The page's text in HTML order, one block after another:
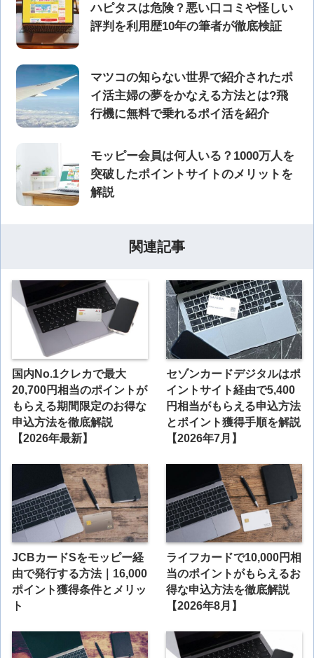
ハピタスは危険？悪い口コミや怪しい
評判を利用歴10年の筆者が徹底検証
マツコの知らない世界で紹介されたポ
イ活主婦の夢をかなえる方法とは?飛
行機に無料で乗れるポイ活を紹介
モッピー会員は何人いる？1000万人を
突破したポイントサイトのメリットを
解説
関連記事
国内No.1クレカで最大
20,700円相当のポイントが
もらえる期間限定のお得な
申込方法を徹底解説
【2026年最新】
セゾンカードデジタルはポ
イントサイト経由で5,400
円相当がもらえる申込方法
とポイント獲得手順を解説
【2026年7月】
JCBカードSをモッピー経
由で発行する方法｜16,000
ポイント獲得条件とメリッ
ト
ライフカードで10,000円相
当のポイントがもらえるお
得な申込方法を徹底解説
【2026年8月】